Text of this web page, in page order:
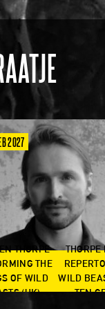
2027
THORPE
THE
OF WILD
(UK)
THORPE
WILD
TEN